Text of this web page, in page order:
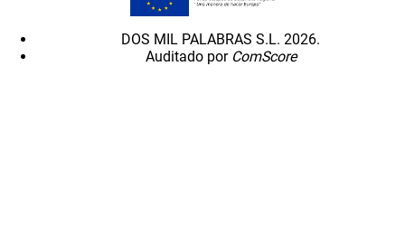
DOS MIL PALABRAS S.L. 2026.
Auditado por ComScore